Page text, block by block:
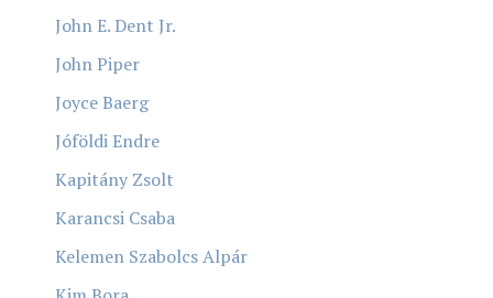
John E. Dent Jr.
John Piper
Joyce Baerg
Jóföldi Endre
Kapitány Zsolt
Karancsi Csaba
Kelemen Szabolcs Alpár